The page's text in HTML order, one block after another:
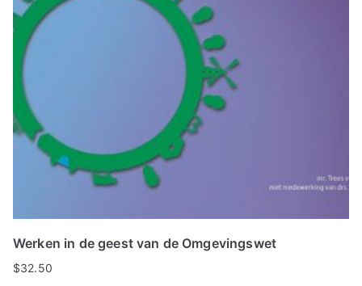
Werken in de geest van de Omgevingswet
$32.50